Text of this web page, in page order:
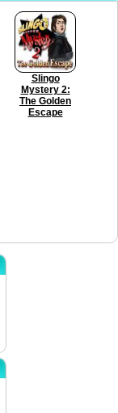
Slingo
Mystery 2:
The Golden
Escape